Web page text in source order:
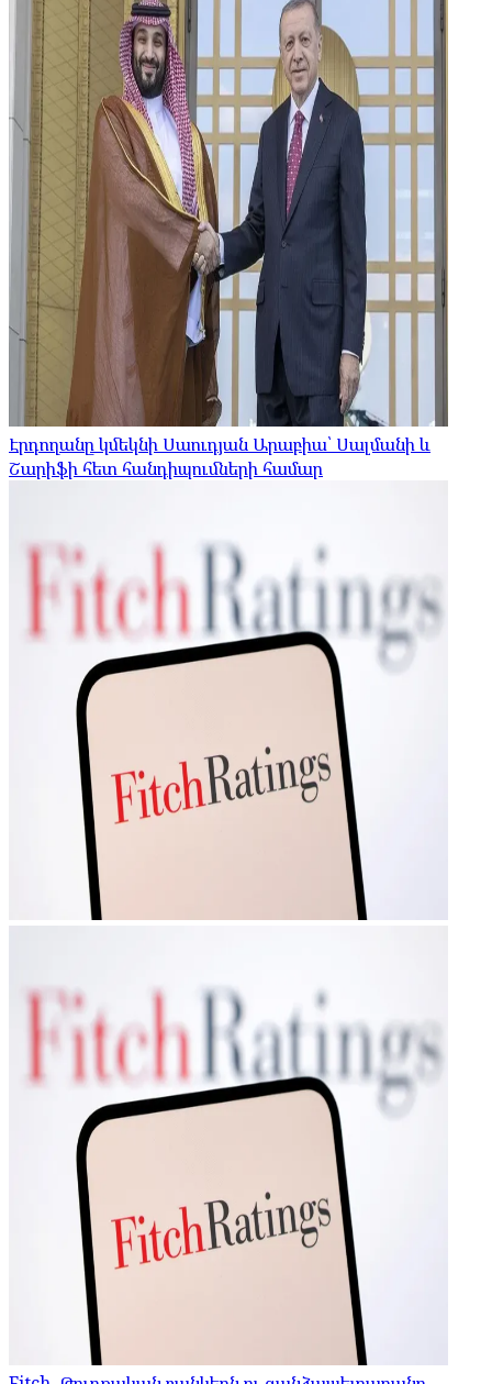
Էրդողանը կմեկնի Սաուդյան Արաբիա՝ Սալմանի և
Շարիֆի հետ հանդիպումների համար